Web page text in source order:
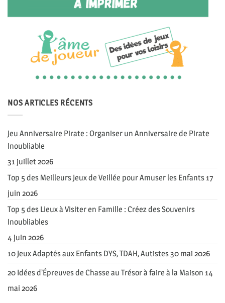
NOS ARTICLES RÉCENTS
Jeu Anniversaire Pirate : Organiser un Anniversaire de Pirate
Inoubliable
31 juillet 2026
Top 5 des Meilleurs Jeux de Veillée pour Amuser les Enfants17
juin 2026
Top 5 des Lieux à Visiter en Famille : Créez des Souvenirs
Inoubliables
4 juin 2026
10 Jeux Adaptés aux Enfants DYS, TDAH, Autistes 30 mai 2026
20 Idées d’Épreuves de Chasse au Trésor à faire à la Maison 14
mai 2026